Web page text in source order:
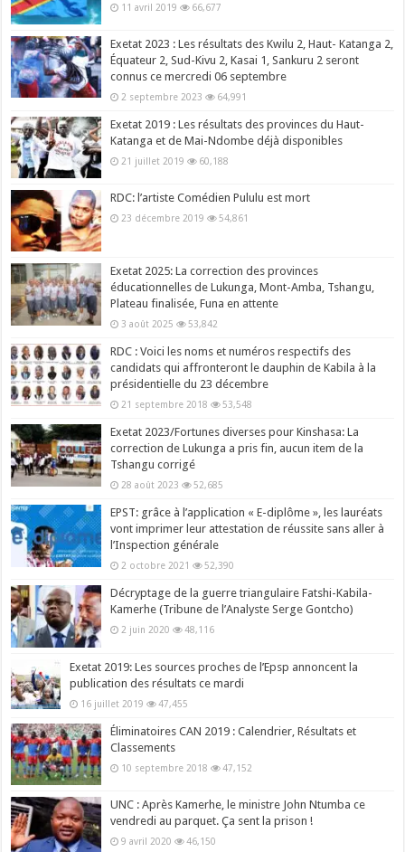
11 avril 2019 66,677
Exetat 2023 : Les résultats des Kwilu 2, Haut- Katanga 2,
Équateur 2, Sud-Kivu 2, Kasai 1, Sankuru 2 seront
connus ce mercredi 06 septembre
2 septembre 2023 64,991
Exetat 2019 : Les résultats des provinces du Haut-
Katanga et de Mai-Ndombe déjà disponibles
21 juillet 2019 60,188
RDC: l’artiste Comédien Pululu est mort
23 décembre 2019 54,861
Exetat 2025: La correction des provinces
éducationnelles de Lukunga, Mont-Amba, Tshangu,
Plateau finalisée, Funa en attente
3 août 2025 53,842
RDC : Voici les noms et numéros respectifs des
candidats qui affronteront le dauphin de Kabila à la
présidentielle du 23 décembre
21 septembre 2018 53,548
Exetat 2023/Fortunes diverses pour Kinshasa: La
correction de Lukunga a pris fin, aucun item de la
Tshangu corrigé
28 août 2023 52,685
EPST: grâce à l’application « E-diplôme », les lauréats
vont imprimer leur attestation de réussite sans aller à
l’Inspection générale
2 octobre 2021 52,390
Décryptage de la guerre triangulaire Fatshi-Kabila-
Kamerhe (Tribune de l’Analyste Serge Gontcho)
2 juin 2020 48,116
Exetat 2019: Les sources proches de l’Epsp annoncent la
publication des résultats ce mardi
16 juillet 2019 47,455
Éliminatoires CAN 2019 : Calendrier, Résultats et
Classements
10 septembre 2018 47,152
UNC : Après Kamerhe, le ministre John Ntumba ce
vendredi au parquet. Ça sent la prison !
9 avril 2020 46,150